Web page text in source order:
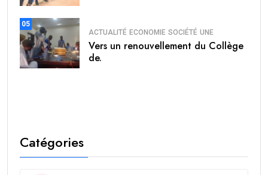
05
ACTUALITÉ ECONOMIE SOCIÉTÉ UNE
Vers un renouvellement du Collège
de.
Catégories